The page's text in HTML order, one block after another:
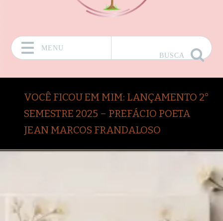
MENU
BUSCA
VOCÊ FICOU EM MIM: LANÇAMENTO 2°
SEMESTRE 2025 – PREFÁCIO POETA
JEAN MARCOS FRANDALOSO